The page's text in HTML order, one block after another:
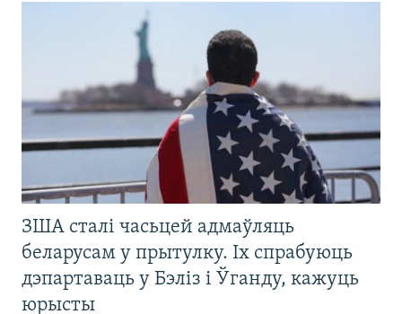
ЗША сталі часьцей адмаўляць
беларусам у прытулку. Іх спрабуюць
дэпартаваць у Бэліз і Ўганду, кажуць
юрысты